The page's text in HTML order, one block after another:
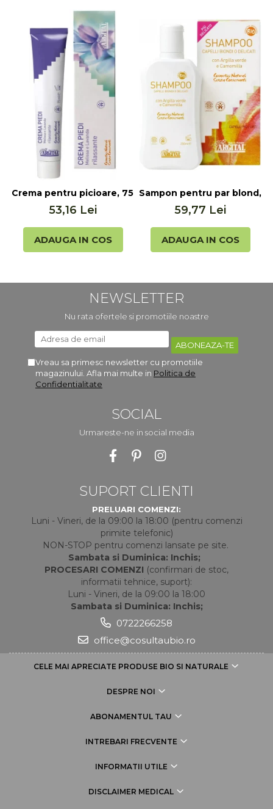
Crema pentru picioare, 75ml Argital
53,16 Lei
ADAUGA IN COS
Sampon pentru par blond,
59,77 Lei
ADAUGA IN COS
NEWSLETTER
Nu rata ofertele si promotiile noastre
Vreau sa primesc newsletter cu promotiile
magazinului. Afla mai multe in Politica de
Confidentialitate
SOCIAL
Urmareste-ne in social media
SUPORT CLIENTI
PRELUARI COMENZI:
Luni - Vineri, de la 09:00 la 18:00 (pentru comenzi
primite telefonic)
NON-STOP pentru comenzi lansate pe site.
Sambata si Duminica: Inchis;
PROCESARI COMENZI (confirmari de stoc,
informatii tehnice, suport):
Luni - Vineri, de la 09:00 la 18:00
Sambata si Duminica: Inchis;
0722266258
office@cosultaubio.ro
CELE MAI APRECIATE PRODUSE BIO SI NATURALE
DESPRE NOI
ABONAMENTUL TAU
INTREBARI FRECVENTE
INFORMATII UTILE
DISCLAIMER MEDICAL